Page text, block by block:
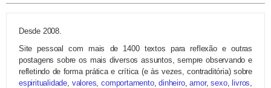
Desde 2008.
Site pessoal com mais de 1400 textos para reflexão e outras
postagens sobre os mais diversos assuntos, sempre observando e
refletindo de forma prática e crítica (e às vezes, contraditória) sobre
espiritualidade, valores,comportamento,dinheiro,amor,sexo, livros,